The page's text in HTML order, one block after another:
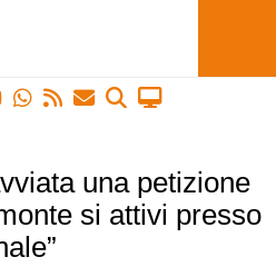
una petizione
si attivi presso